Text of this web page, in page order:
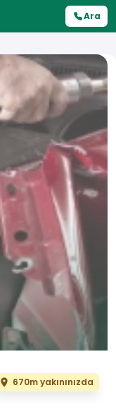
Ara
670m yakınınızda